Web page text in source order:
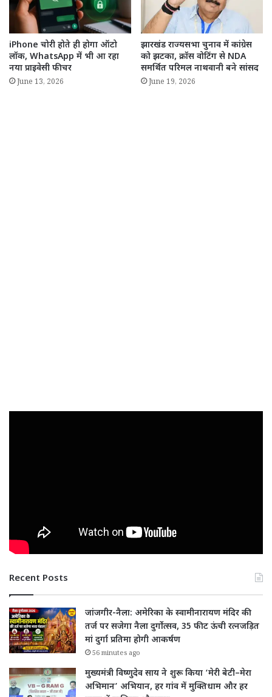
iPhone चोरी होते ही होगा ऑटो
लॉक, WhatsApp में भी आ रहा
नया प्राइवेसी फीचर
June 13, 2026
झारखंड राज्यसभा चुनाव में कांग्रेस
को झटका, क्रॉस वोटिंग से NDA
समर्थित परिमल नाथवानी बने सांसद
June 19, 2026
Recent Posts
जांजगीर-नैला: अमेरिका के स्वामीनारायण मंदिर की
तर्ज पर सजेगा नैला दुर्गोत्सव, 35 फीट ऊंची रत्नजड़ित
मां दुर्गा प्रतिमा होगी आकर्षण
56 minutes ago
मुख्यमंत्री विष्णुदेव साय ने शुरू किया ‘मेरी बेटी–मेरा
अभिमान’ अभियान, हर गांव में मुक्तिधाम और हर